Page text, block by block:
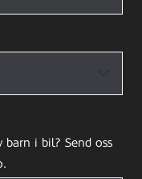
barn i bil? Send oss